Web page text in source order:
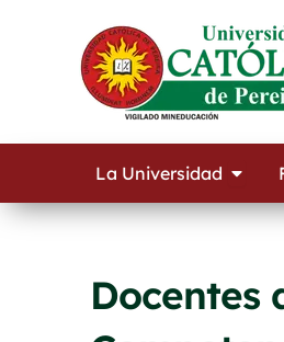
La Universidad Open
Docentes